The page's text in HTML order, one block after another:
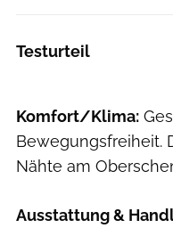
Testurteil
Komfort/Klima:
Bewegungsfreiheit.
Nähte am
Ausstattung &